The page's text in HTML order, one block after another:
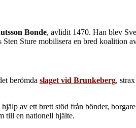
Bonde, avlidit 1470. Han blev
Sture mobilisera en bred koalition
berömda slaget vid Brunkeberg,
av ett brett stöd från bönder,
till en nationell hjälte.